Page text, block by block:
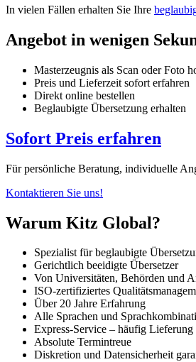
In vielen Fällen erhalten Sie Ihre
Angebot in wenigen
Masterzeugnis als Scan oder Foto
Preis und Lieferzeit sofort erfahren
Direkt online bestellen
Beglaubigte Übersetzung erhalten
Sofort Preis erfahren
Für persönliche Beratung, individuelle
Kontaktieren Sie uns!
Warum Kitz Global?
Spezialist für beglaubigte
Gerichtlich beeidigte Übersetzer
Von Universitäten, Behörden und
ISO-zertifiziertes
Über 20 Jahre Erfahrung
Alle Sprachen und
Express-Service – häufig
Absolute Termintreue
Diskretion und Datensicherheit